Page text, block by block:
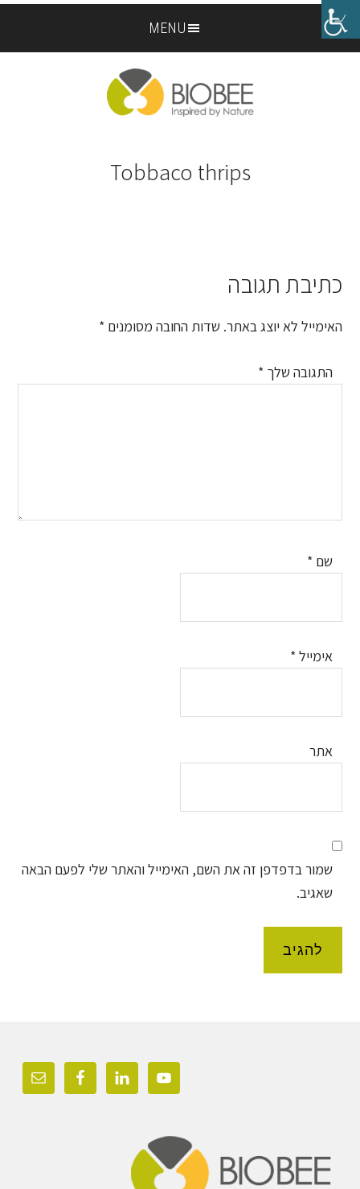
Skip
to
Skip
to
MENU
Tobbaco thrips
Reader
Interactions
כתיבת תגובה
האימייל לא יוצג באתר. שדות החובה מסומנים *
התגובה שלך *
שם *
אימייל *
אתר
שמור בדפדפן זה את השם, האימייל והאתר שלי לפעם הבאה
שאגיב.